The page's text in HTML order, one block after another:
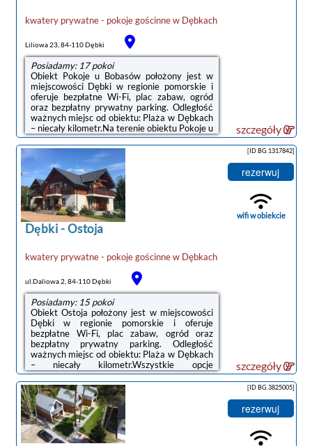
kwatery prywatne - pokoje gościnnew Dębkach
Liliowa 23, 84-110 Dębki
Posiadamy: 17 pokoi
Obiekt Pokoje u Bobasów położony jest w
miejscowości Dębki w regionie pomorskie i
oferuje bezpłatne Wi-Fi, plac zabaw, ogród
oraz bezpłatny prywatny parking. Odległość
ważnych miejsc od obiektu: Plaża w Dębkach
– niecały kilometr.Na terenie obiektu Pokoje u
Bobasów dostępny jest taras i sprzęt do
grillowania.Odległość ważnych miejsc od
obiektu: Dom Whisky Jastrzębia Góra – 23
km, Zespół Klasztorny Cystersek – 7 km.
Lotnisko Lotnisko Gdańsk-Rębiechowo
znajduje się 67 km od obiektu.Doba hotelowa
od godziny 15:00 do 10:00.W przypadku
pobytu w obiekcie z dziećmi ...
szczegóły
Dębki-Ostoja
kwatery prywatne - pokoje gościnnew Dębkach
ul.Daliowa 2, 84-110 Dębki
Posiadamy: 15 pokoi
Obiekt Ostoja położony jest w miejscowości
Dębki w regionie pomorskie i oferuje
bezpłatne Wi-Fi, plac zabaw, ogród oraz
bezpłatny prywatny parking. Odległość
ważnych miejsc od obiektu: Plaża w Dębkach
– niecały kilometr.Wszystkie opcje
zakwaterowania wyposażone są w telewizor
z płaskim ekranem i mają taras, a także
prywatną łazienkę z prysznicem oraz
suszarką do włosów. W niektórych opcjach
zakwaterowania znajduje się także aneks
kuchenny z zmywarką, mikrofalówką i płytą
kuchenną.W obiekcie znajduje się sprzęt do
[ID BG.1317842]
rezerwuj
wifi w obiekcie
szczegóły
[ID BG.3825005]
rezerwuj